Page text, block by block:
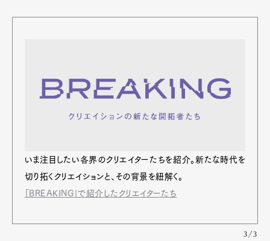
いま注⽬したい各界のクリエイターたちを紹介。新たな時代を
切り拓くクリエイションと、その背景を紐解く。
「BREAKING」で紹介したクリエイターたち
3/3